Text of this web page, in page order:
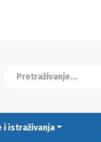
i istraživanja